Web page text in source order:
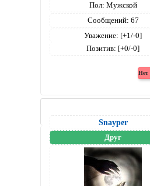
Пол: Мужской
Сообщений: 67
Уважение: [+1/-0]
Позитив: [+0/-0]
Snayper
Друг